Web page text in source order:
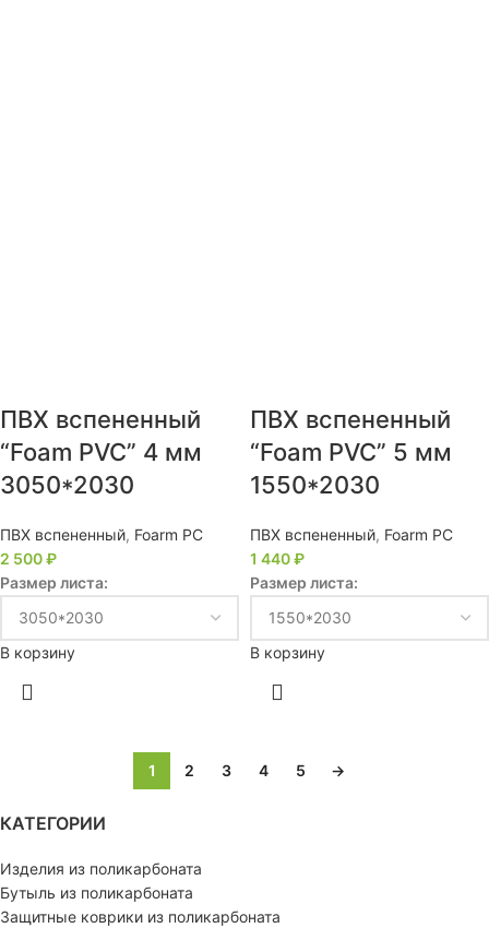
КАТЕГОРИИ
Изделия из поликарбоната
Бутыль из поликарбоната
Защитные коврики из поликарбоната
ПВХ вспененный
“Foam PVC” 4 мм
3050*2030
ПВХ вспененный, Foarm PC
2 500₽
Размер листа:
В корзину
ПВХ вспененный
“Foam PVC” 5 мм
1550*2030
ПВХ вспененный, Foarm PC
1 440₽
Размер листа:
В корзину
1 2 3 4 5 →